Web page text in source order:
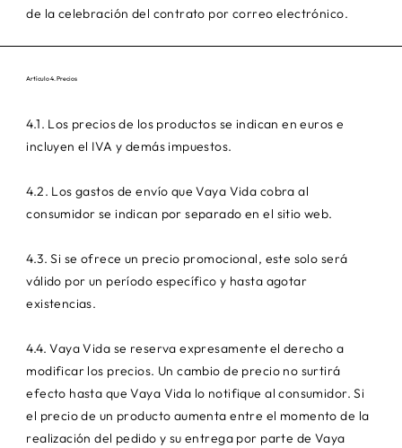
de la celebración del contrato por correo electrónico.
Artículo 4. Precios
4.1. Los precios de los productos se indican en euros e
incluyen el IVA y demás impuestos.
4.2. Los gastos de envío que Vaya Vida cobra al
consumidor se indican por separado en el sitio web.
4.3. Si se ofrece un precio promocional, este solo será
válido por un período específico y hasta agotar
existencias.
4.4. Vaya Vida se reserva expresamente el derecho a
modificar los precios. Un cambio de precio no surtirá
efecto hasta que Vaya Vida lo notifique al consumidor. Si
el precio de un producto aumenta entre el momento de la
realización del pedido y su entrega por parte de Vaya